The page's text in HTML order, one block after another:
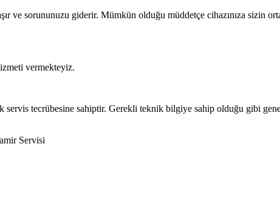
ve sorununuzu giderir. Mümkün olduğu müddetçe cihazınıza sizin
vermekteyiz.
servis tecrübesine sahiptir. Gerekli teknik bilgiye sahip olduğu gibi
Servisi